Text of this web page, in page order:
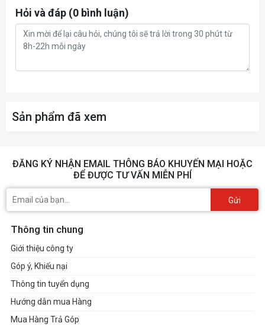
Hỏi và đáp (0 bình luận)
Sản phẩm đã xem
ĐĂNG KÝ NHẬN EMAIL THÔNG BÁO KHUYẾN MẠI HOẶC
ĐỂ ĐƯỢC TƯ VẤN MIỄN PHÍ
Gửi
Thông tin chung
Giới thiệu công ty
Góp ý, Khiếu nại
Thông tin tuyển dụng
Hướng dẫn mua Hàng
Mua Hàng Trả Góp